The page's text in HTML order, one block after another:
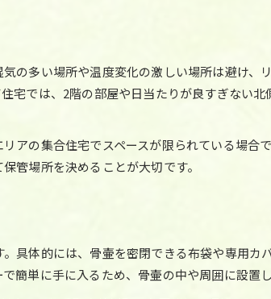
情と保管工夫
コツ
ント
効果的な理由
行動
の多い場所や温度変化の激しい場所は避け、
宅では、2階の部屋や日当たりが良すぎない北
アの集合住宅でスペースが限られている場合
管場所を決めることが大切です。
具体的には、骨壷を密閉できる布袋や専用カ
簡単に手に入るため、骨壷の中や周囲に設置し